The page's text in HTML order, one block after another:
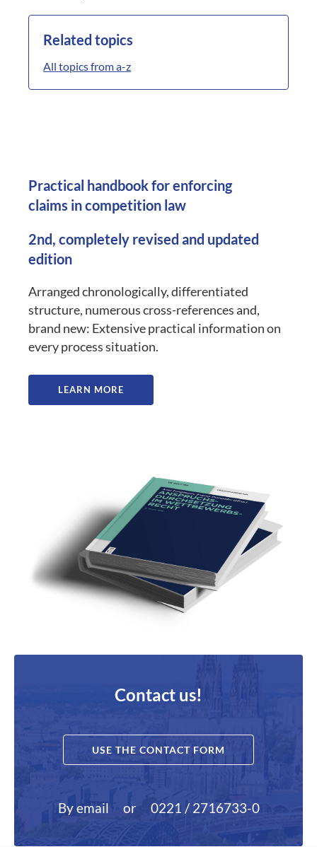
Related topics
All topics from a-z
Practical handbook for enforcing
claims in competition law
2nd, completely revised and updated
edition
Arranged chronologically, differentiated
structure, numerous cross-references and,
brand new: Extensive practical information on
every process situation.
LEARN MORE
Contact us!
USE THE CONTACT FORM
By email or 0221 / 2716733-0